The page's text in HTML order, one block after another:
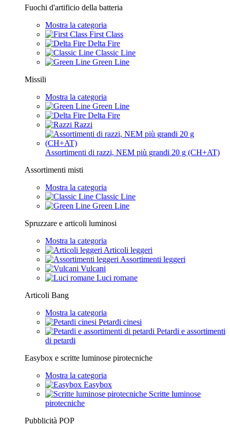
Fuochi d'artificio della batteria
Mostra la categoria
First Class
Delta Fire
Classic Line
Green Line
Missili
Mostra la categoria
Green Line
Delta Fire
Razzi
Assortimenti di razzi, NEM più grandi 20 g (CH+AT)
Assortimenti misti
Mostra la categoria
Classic Line
Green Line
Spruzzare e articoli luminosi
Mostra la categoria
Articoli leggeri
Assortimenti leggeri
Vulcani
Luci romane
Articoli Bang
Mostra la categoria
Petardi cinesi
Petardi e assortimenti
di petardi
Easybox e scritte luminose pirotecniche
Mostra la categoria
Easybox
Scritte luminose
pirotecniche
Pubblicità POP